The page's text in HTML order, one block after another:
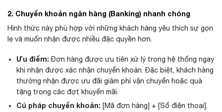
2. Chuyển khoản ngân hàng (Banking) nhanh chóng
Hình thức này phù hợp với những khách hàng yêu thích sự gọn
lẹ và muốn nhận được nhiều đặc quyền hơn.
Ưu điểm: Đơn hàng được ưu tiên xử lý trong hệ thống ngay
khi nhận được xác nhận chuyển khoản. Đặc biệt, khách hàng
thường nhận được ưu đãi giảm phí vận chuyển hoặc quà
tặng trong các đợt khuyến mãi.
Cú pháp chuyển khoản: [Mã đơn hàng] + [Số điện thoại].